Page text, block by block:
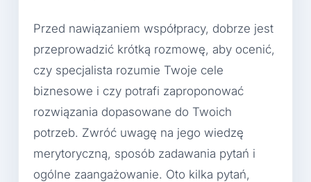
Przed nawiązaniem współpracy, dobrze jest
przeprowadzić krótką rozmowę, aby ocenić,
czy specjalista rozumie Twoje cele
biznesowe i czy potrafi zaproponować
rozwiązania dopasowane do Twoich
potrzeb. Zwróć uwagę na jego wiedzę
merytoryczną, sposób zadawania pytań i
ogólne zaangażowanie. Oto kilka pytań,